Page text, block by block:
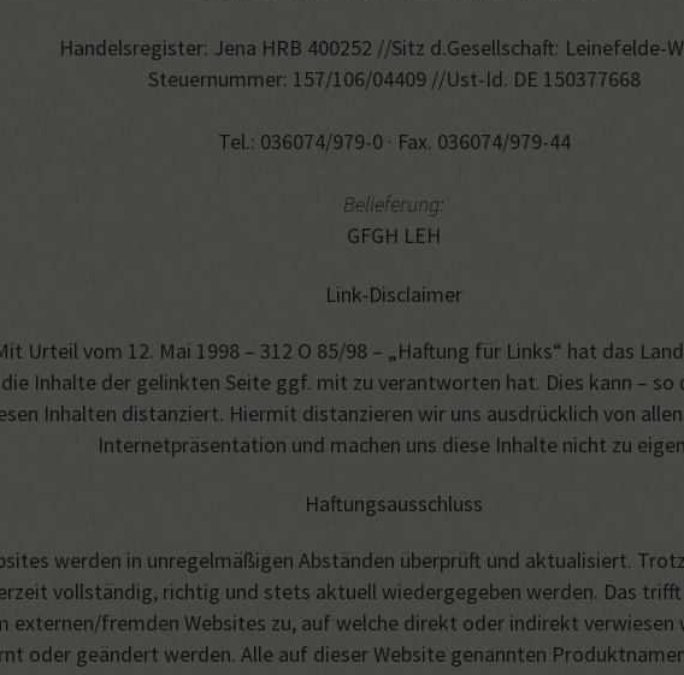
Handelsregister: Jena HRB 400252 //Sitz d.Gesellschaft: Leinefelde-
Steuernummer: 157/106/04409 //Ust-Id. DE 150377668
Tel.: 036074/979-0 · Fax. 036074/979-44
Belieferung:
GFGH LEH
Link-Disclaimer
Urteil vom 12. Mai 1998 – 312 O 85/98 – „Haftung für Links“ hat das
Inhalte der gelinkten Seite ggf. mit zu verantworten hat. Dies kann – so
Inhalten distanziert. Hiermit distanzieren wir uns ausdrücklich von
Internetpräsentation und machen uns diese Inhalte nicht zu
Haftungsausschluss
werden in unregelmäßigen Abständen überprüft und aktualisiert.
vollständig, richtig und stets aktuell wiedergegeben werden. Das
externen/fremden Websites zu, auf welche direkt oder indirekt verwiesen
oder geändert werden. Alle auf dieser Website genannten